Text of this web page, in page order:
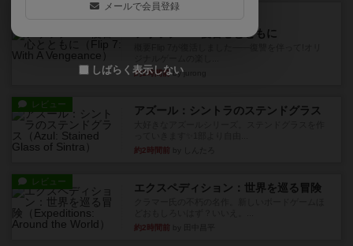
ルール/インスト
フリップ７：復讐心とともに
約1時間前by jurong
レビュー アズール：シントラのステンドグラス
約2時間前
レビュー エクスペディション：世界を巡る冒険
約2時間前
メールで会員登録
しばらく表示しない